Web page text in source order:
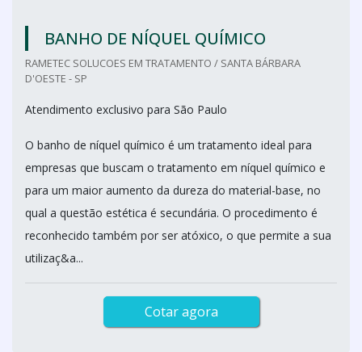
BANHO DE NÍQUEL QUÍMICO
RAMETEC SOLUCOES EM TRATAMENTO / SANTA BÁRBARA
D'OESTE - SP
Atendimento exclusivo para São Paulo
O banho de níquel químico é um tratamento ideal para
empresas que buscam o tratamento em níquel químico e
para um maior aumento da dureza do material-base, no
qual a questão estética é secundária. O procedimento é
reconhecido também por ser atóxico, o que permite a sua
utilizaç&a...
Cotar agora